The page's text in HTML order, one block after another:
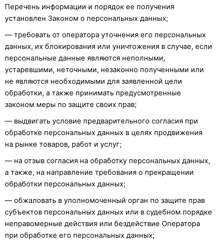
Перечень информации и порядок ее получения
установлен Законом о персональных данных;
— требовать от оператора уточнения его персональных
данных, их блокирования или уничтожения в случае, если
персональные данные являются неполными,
устаревшими, неточными, незаконно полученными или
не являются необходимыми для заявленной цели
обработки, а также принимать предусмотренные
законом меры по защите своих прав;
— выдвигать условие предварительного согласия при
обработке персональных данных в целях продвижения
на рынке товаров, работ и услуг;
— на отзыв согласия на обработку персональных данных,
а также, на направление требования о прекращении
обработки персональных данных;
— обжаловать в уполномоченный орган по защите прав
субъектов персональных данных или в судебном порядке
неправомерные действия или бездействие Оператора
при обработке его персональных данных;